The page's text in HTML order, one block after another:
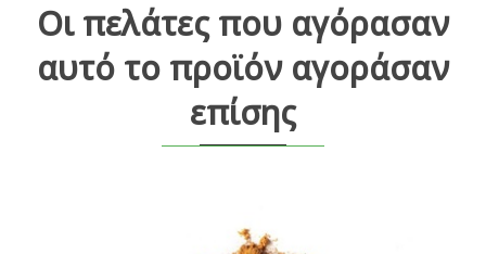
Οι πελάτες που αγόρασαν
αυτό το προϊόν αγοράσαν
επίσης